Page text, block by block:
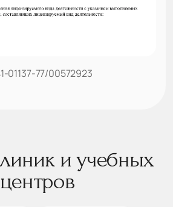
01137-77/00572923
и учебных
центров